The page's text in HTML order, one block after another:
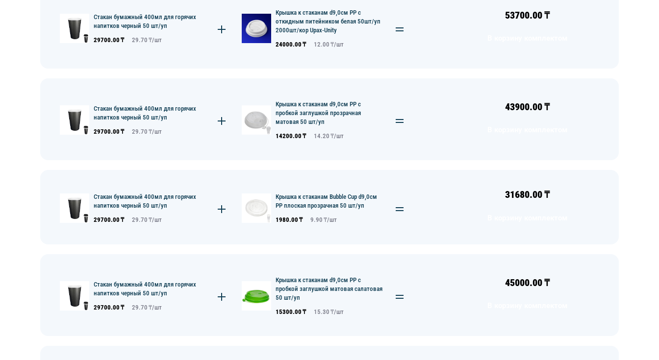
Стакан бумажный 400мл для горячих
напитков черный 50 шт/уп
29700.00 ₸ 29.70 ₸/шт
Крышка к стаканам d9,0см PP с
откидным питейником белая 50шт/уп
2000шт/кор Upax-Unity
24000.00 ₸ 12.00 ₸/шт
53700.00₸
Стакан бумажный 400мл для горячих
напитков черный 50 шт/уп
29700.00 ₸ 29.70 ₸/шт
Крышка к стаканам d9,0см PP с
пробкой заглушкой прозрачная
матовая 50 шт/уп
14200.00 ₸ 14.20 ₸/шт
43900.00₸
Стакан бумажный 400мл для горячих
напитков черный 50 шт/уп
29700.00 ₸ 29.70 ₸/шт
Крышка к стаканам Bubble Cup d9,0см
PP плоская прозрачная 50 шт/уп
1980.00 ₸ 9.90 ₸/шт
31680.00₸
Стакан бумажный 400мл для горячих
напитков черный 50 шт/уп
29700.00 ₸ 29.70 ₸/шт
Крышка к стаканам d9,0см PP с
пробкой заглушкой матовая салатовая
50 шт/уп
15300.00 ₸ 15.30 ₸/шт
45000.00₸